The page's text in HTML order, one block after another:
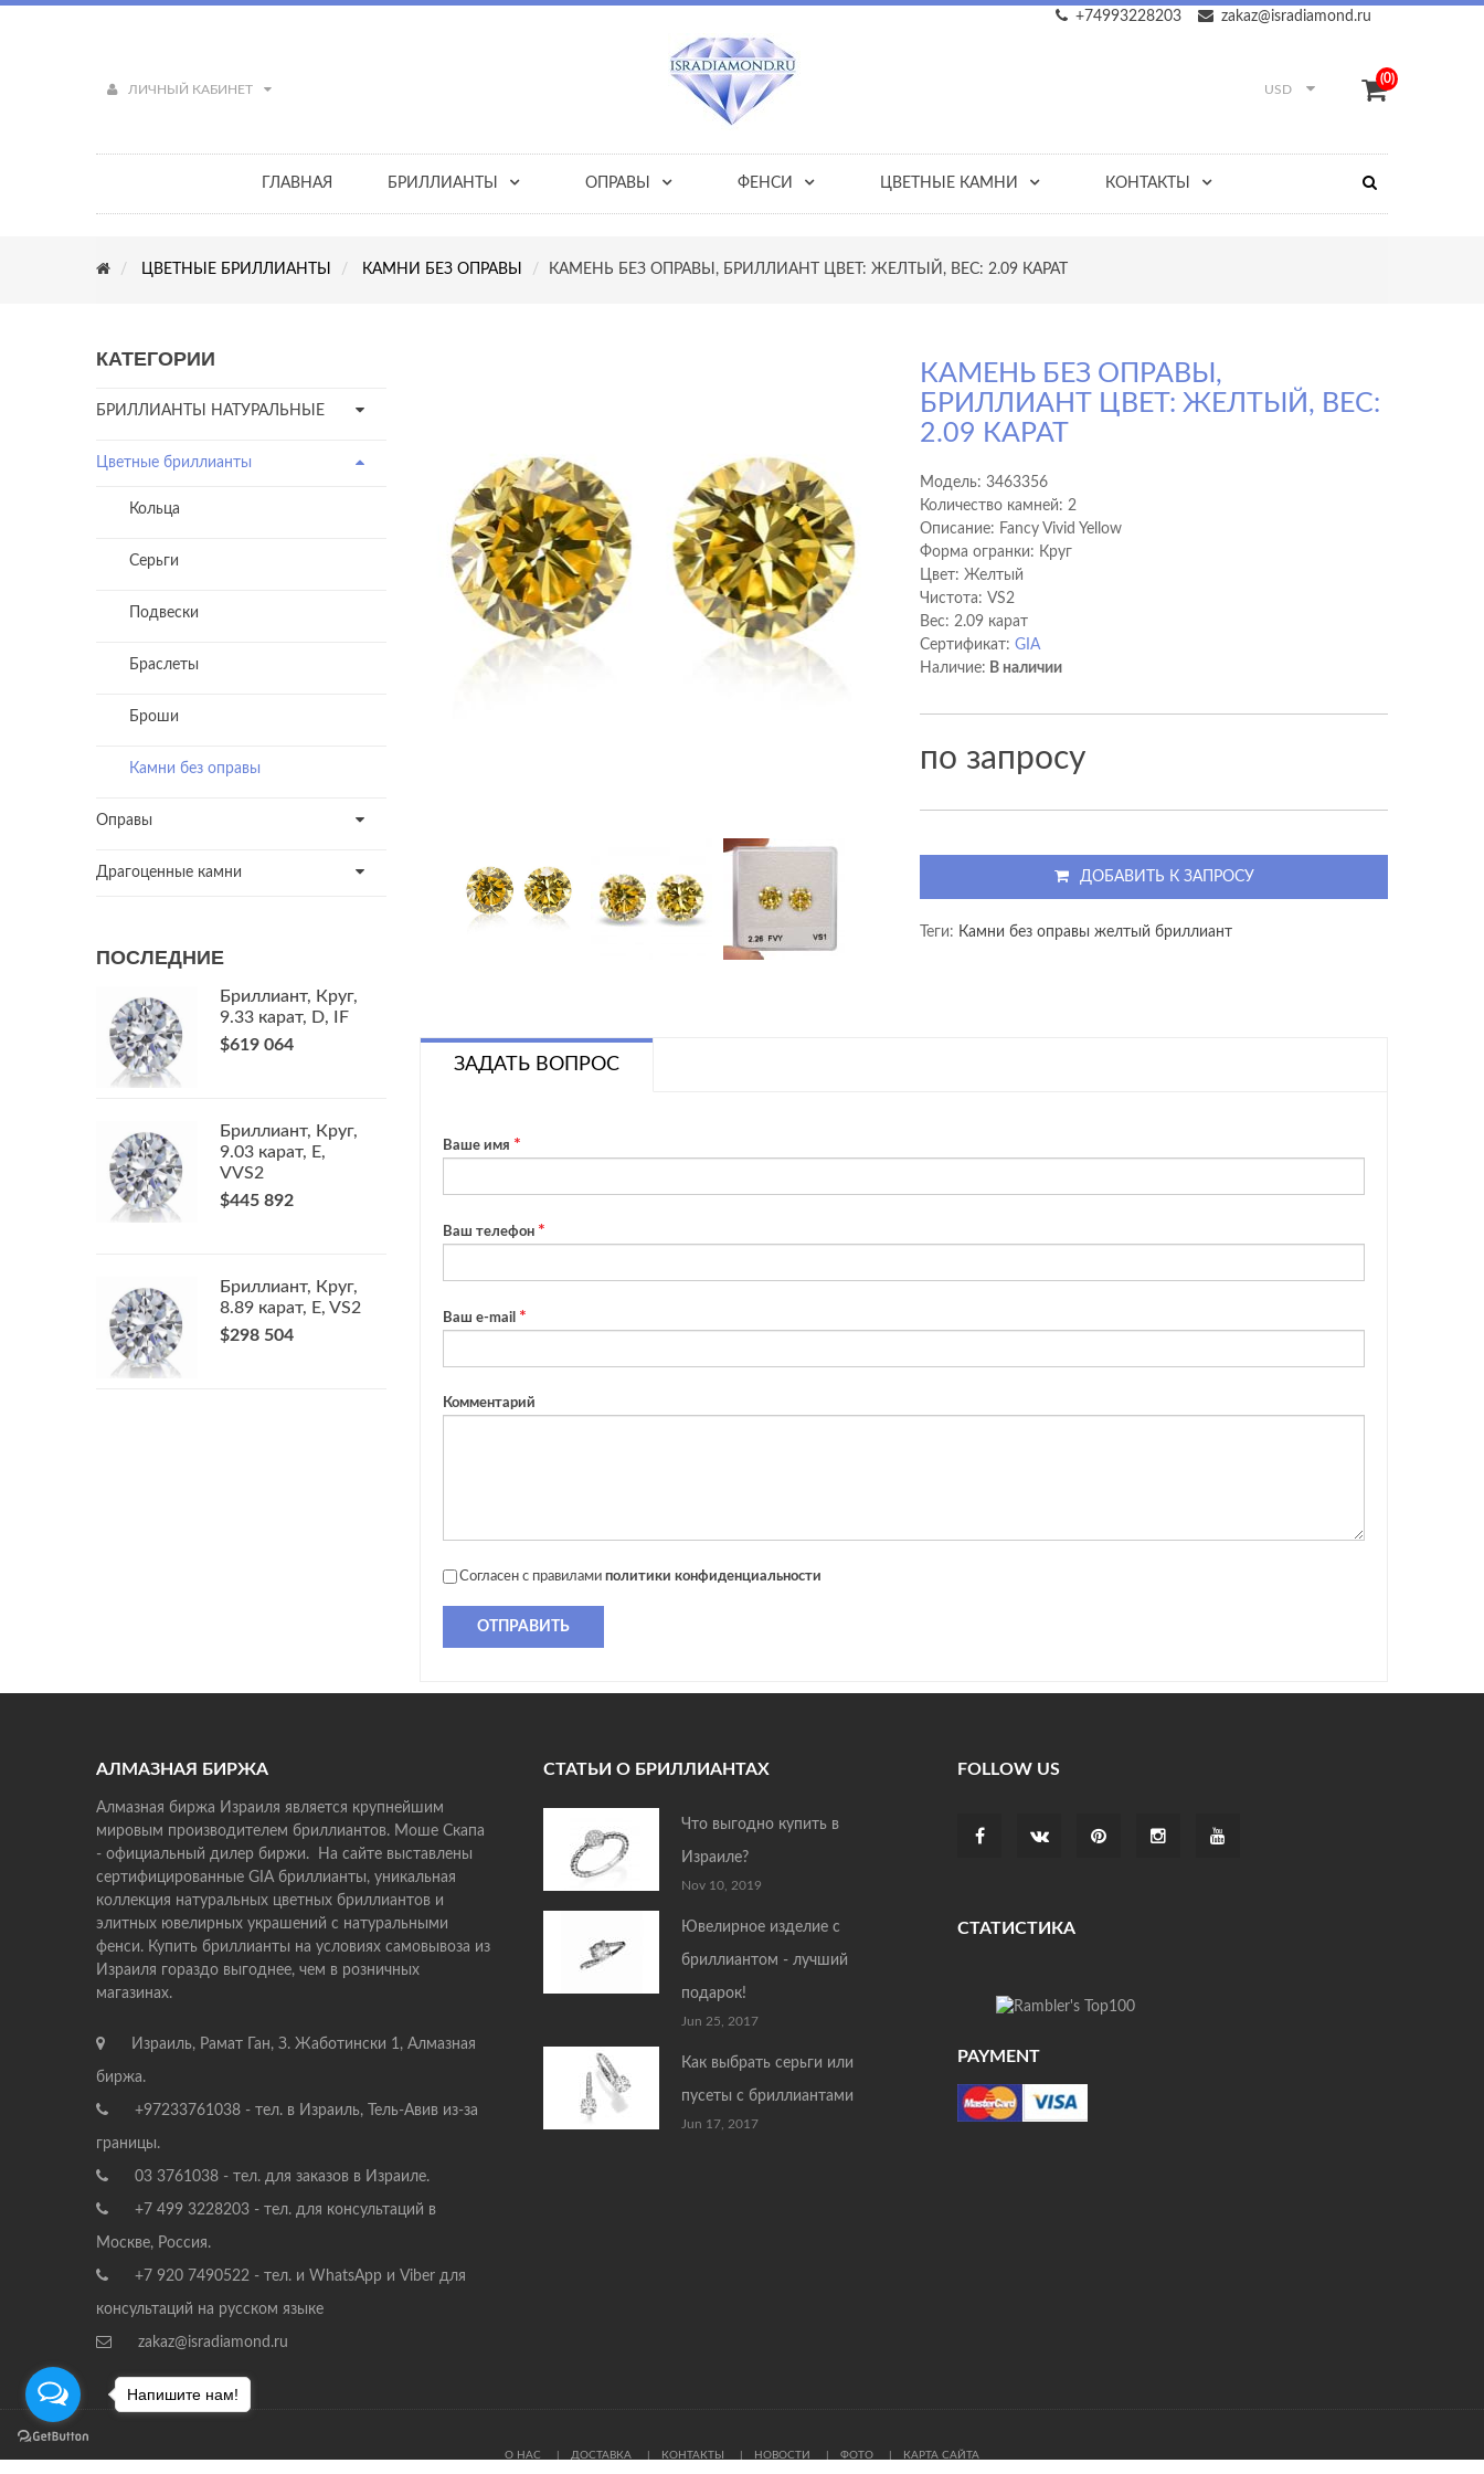
zakaz@isradiamond.ru
+74993228203
ЛИЧНЫЙ КАБИНЕТ USD
(0)
ГЛАВНАЯ БРИЛЛИАНТЫ ОПРАВЫ ФЕНСИ ЦВЕТНЫЕ КАМНИ КОНТАКТЫ
ЦВЕТНЫЕ БРИЛЛИАНТЫ КАМНИ БЕЗ ОПРАВЫ КАМЕНЬ БЕЗ ОПРАВЫ, БРИЛЛИАНТ ЦВЕТ: ЖЕЛТЫЙ, ВЕС: 2.09 КАРАТ
КАТЕГОРИИ
БРИЛЛИАНТЫ НАТУРАЛЬНЫЕ
Цветные бриллианты
Кольца
Серьги
Подвески
Браслеты
Броши
Камни без оправы
Оправы
Драгоценные камни
ПОСЛЕДНИЕ
Бриллиант, Круг,
9.33 карат, D, IF
$619 064
Бриллиант, Круг,
9.03 карат, E,
VVS2
$445 892
Бриллиант, Круг,
8.89 карат, E, VS2
$298 504
КАМЕНЬ БЕЗ ОПРАВЫ,
БРИЛЛИАНТ ЦВЕТ: ЖЕЛТЫЙ, ВЕС:
2.09 КАРАТ
Модель:3463356
Количество камней: 2
Описание: Fancy Vivid Yellow
Форма огранки: Круг
Цвет: Желтый
Чистота: VS2
Вес: 2.09 карат
Сертификат:GIA
Наличие: В наличии
по запросу
ДОБАВИТЬ К ЗАПРОСУ
Теги: Камни без оправы желтый бриллиант
ЗАДАТЬ ВОПРОС
Ваше имя
Ваш телефон
Ваш e-mail
Комментарий
Согласен с правилами политики конфиденциальности
ОТПРАВИТЬ
АЛМАЗНАЯ БИРЖА
Алмазная биржа Израиля является крупнейшим
мировым производителем бриллиантов. Моше Скапа
- официальный дилер биржи. На сайте выставлены
сертифицированные GIA бриллианты, уникальная
коллекция натуральных цветных бриллиантов и
элитных ювелирных украшений с натуральными
фенси. Купить бриллианты на условиях самовывоза из
Израиля гораздо выгоднее, чем в розничных
магазинах.
Израиль, Рамат Ган, З. Жаботински 1, Алмазная
биржа.
+97233761038 - тел. в Израиль, Тель-Авив из-за
границы.
03 3761038 - тел. для заказов в Израиле.
+7 499 3228203 - тел. для консультаций в
Москве, Россия.
+7 920 7490522 - тел. и WhatsApp и Viber для
консультаций на русском языке
zakaz@isradiamond.ru
СТАТЬИ О БРИЛЛИАНТАХ
Что выгодно купить в
Израиле?
Nov 10, 2019
Ювелирное изделие с
бриллиантом - лучший
подарок!
Jun 25, 2017
Как выбрать серьги или
пусеты с бриллиантами
Jun 17, 2017
FOLLOW US
СТАТИСТИКА
PAYMENT
О НАС ДОСТАВКА КОНТАКТЫ НОВОСТИ ФОТО КАРТА САЙТА
Напишите нам!